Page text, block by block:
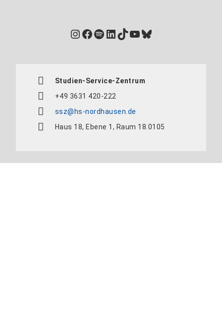
Instagram
Facebook
Spotify
LinkedIn
TikTok
YouTube
Bluesky
Studien-Service-Zentrum
+49 3631 420-222
ssz@hs-nordhausen.de
Haus 18, Ebene 1, Raum 18.0105